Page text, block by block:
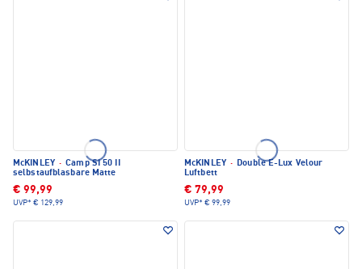
McKINLEY · Camp SI 50 II
selbstaufblasbare Matte
€ 99,99
UVP* € 129,99
McKINLEY · Double E-Lux Velour
Luftbett
€ 79,99
UVP* € 99,99